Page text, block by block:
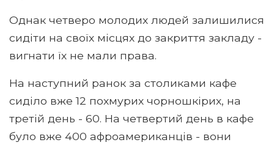
Однак четверо молодих людей залишилися
сидіти на своїх місцях до закриття закладу -
вигнати їх не мали права.
На наступний ранок за столиками кафе
сиділо вже 12 похмурих чорношкірих, на
третій день - 60. На четвертий день в кафе
було вже 400 афроамериканців - вони